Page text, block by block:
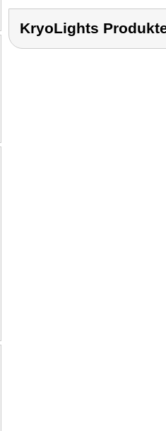
KryoLights Produkte